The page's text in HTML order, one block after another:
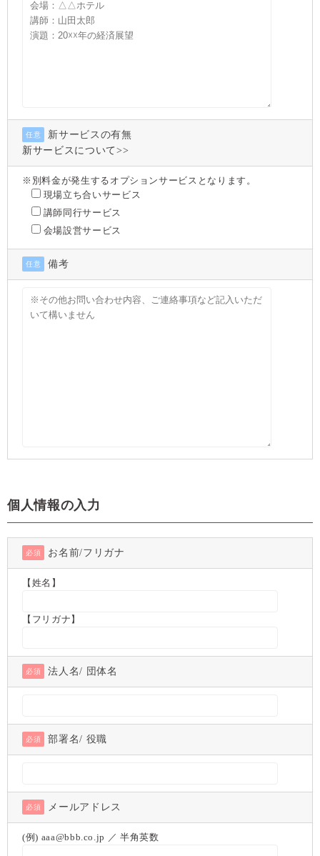
任意
新サービスの有無
新サービスについて>>
※別料金が発生するオプションサービスとなります。
現場立ち合いサービス
講師同行サービス
会場設営サービス
任意 備考
個人情報の入力
必須 お名前/フリガナ
【姓名】
【フリガナ】
必須 法人名/ 団体名
必須 部署名/ 役職
必須 メールアドレス
(例) aaa@bbb.co.jp ／ 半角英数